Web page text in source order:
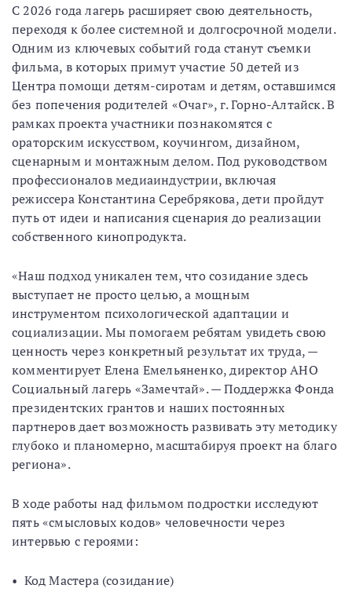
С 2026 года лагерь расширяет свою деятельность,
переходя к более системной и долгосрочной модели.
Одним из ключевых событий года станут съемки
фильма, в которых примут участие 50 детей из
Центра помощи детям-сиротам и детям, оставшимся
без попечения родителей «Очаг», г. Горно-Алтайск. В
рамках проекта участники познакомятся с
ораторским искусством, коучингом, дизайном,
сценарным и монтажным делом. Под руководством
профессионалов медиаиндустрии, включая
режиссера Константина Серебрякова, дети пройдут
путь от идеи и написания сценария до реализации
собственного кинопродукта.
«Наш подход уникален тем, что созидание здесь
выступает не просто целью, а мощным
инструментом психологической адаптации и
социализации. Мы помогаем ребятам увидеть свою
ценность через конкретный результат их труда, —
комментирует Елена Емельяненко, директор АНО
Социальный лагерь «Замечтай». — Поддержка Фонда
президентских грантов и наших постоянных
партнеров дает возможность развивать эту методику
глубоко и планомерно, масштабируя проект на благо
региона».
В ходе работы над фильмом подростки исследуют
пять «смысловых кодов» человечности через
интервью с героями:
• Код Мастера (созидание)